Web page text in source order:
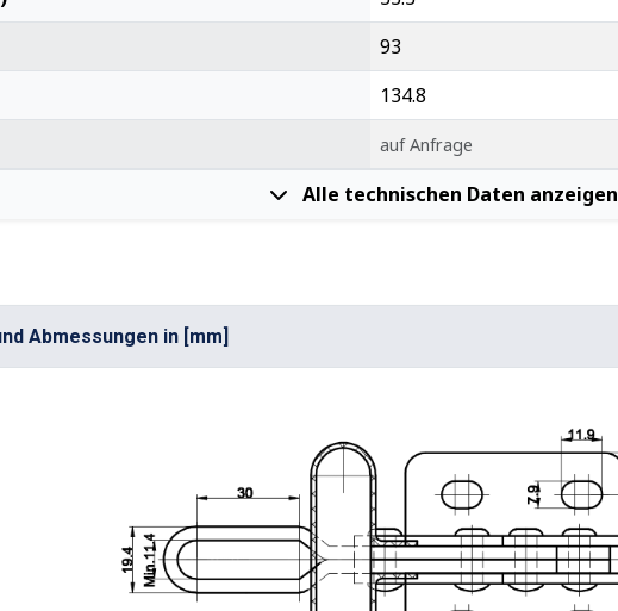
93
134.8
auf Anfrage
Alle technischen Daten anzeigen
Abmessungen in [mm]